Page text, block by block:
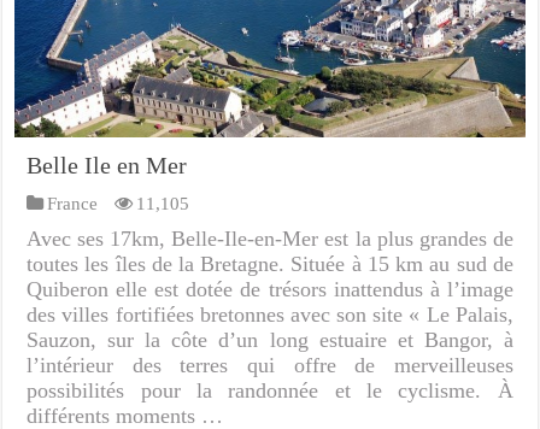
Belle Ile en Mer
France 11,105
Avec ses 17km, Belle-Ile-en-Mer est la plus grandes de
toutes les îles de la Bretagne. Située à 15 km au sud de
Quiberon elle est dotée de trésors inattendus à l’image
des villes fortifiées bretonnes avec son site « Le Palais,
Sauzon, sur la côte d’un long estuaire et Bangor, à
l’intérieur des terres qui offre de merveilleuses
possibilités pour la randonnée et le cyclisme. À
différents moments …